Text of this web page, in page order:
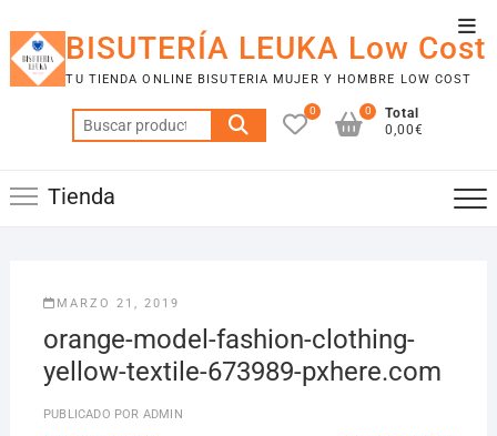
contenido
de
la
BISUTERÍA LEUKA Low Cost
TU TIENDA ONLINE BISUTERIA MUJER Y HOMBRE LOW COST
Buscar
por:
0
Total
0,00€
0
Tienda
MARZO 21, 2019
orange-model-fashion-clothing-
yellow-textile-673989-pxhere.com
PUBLICADO POR ADMIN